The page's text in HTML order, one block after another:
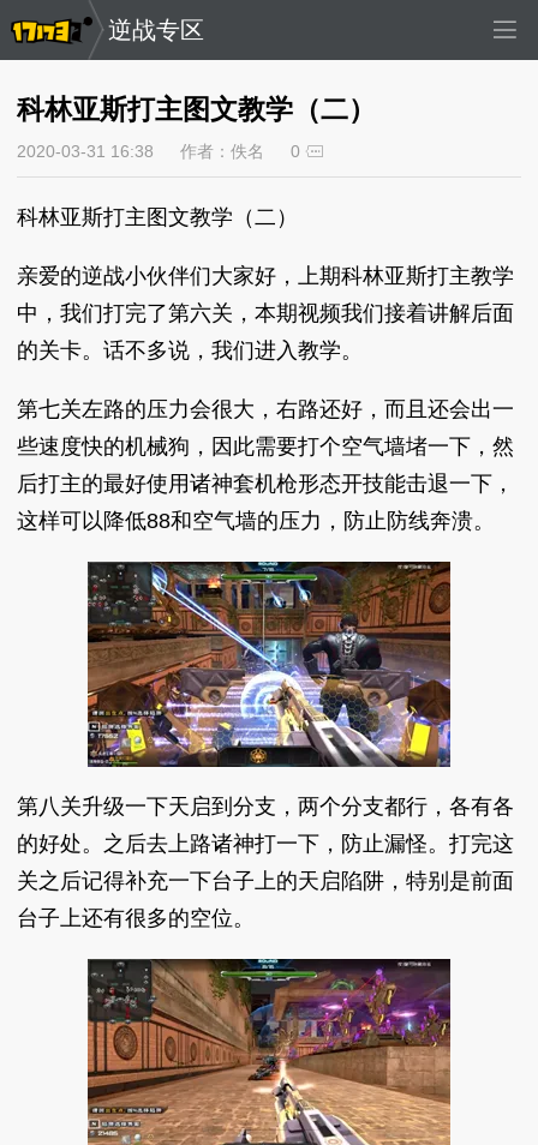
逆战专区
科林亚斯打主图文教学（二）
2020-03-31 16:38 作者：佚名 0
科林亚斯打主图文教学（二）
亲爱的逆战小伙伴们大家好，上期科林亚斯打主教学
中，我们打完了第六关，本期视频我们接着讲解后面
的关卡。话不多说，我们进入教学。
第七关左路的压力会很大，右路还好，而且还会出一
些速度快的机械狗，因此需要打个空气墙堵一下，然
后打主的最好使用诸神套机枪形态开技能击退一下，
这样可以降低88和空气墙的压力，防止防线奔溃。
第八关升级一下天启到分支，两个分支都行，各有各
的好处。之后去上路诸神打一下，防止漏怪。打完这
关之后记得补充一下台子上的天启陷阱，特别是前面
台子上还有很多的空位。